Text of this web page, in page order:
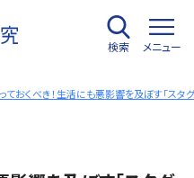
検索 メニュー
ておくべき！生活にも悪影響を及ぼす「スタ